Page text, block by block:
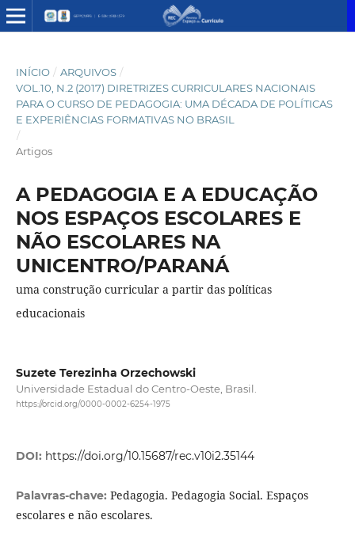
INÍCIO / ARQUIVOS /
VOL.10, N.2 (2017) DIRETRIZES CURRICULARES NACIONAIS
PARA O CURSO DE PEDAGOGIA: UMA DÉCADA DE POLÍTICAS
E EXPERIÊNCIAS FORMATIVAS NO BRASIL
/
Artigos
A PEDAGOGIA E A EDUCAÇÃO
NOS ESPAÇOS ESCOLARES E
NÃO ESCOLARES NA
UNICENTRO/PARANÁ
uma construção curricular a partir das políticas
educacionais
Suzete Terezinha Orzechowski
Universidade Estadual do Centro-Oeste, Brasil.
https://orcid.org/0000-0002-6254-1975
DOI: https://doi.org/10.15687/rec.v10i2.35144
Palavras-chave: Pedagogia. Pedagogia Social. Espaços
escolares e não escolares.